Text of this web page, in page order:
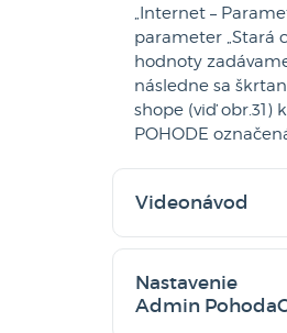
„Internet –
parameter „Stará
hodnoty
následne sa
shope (viď obr.31)
POHODE
Videonávod
Nastavenie
Admin